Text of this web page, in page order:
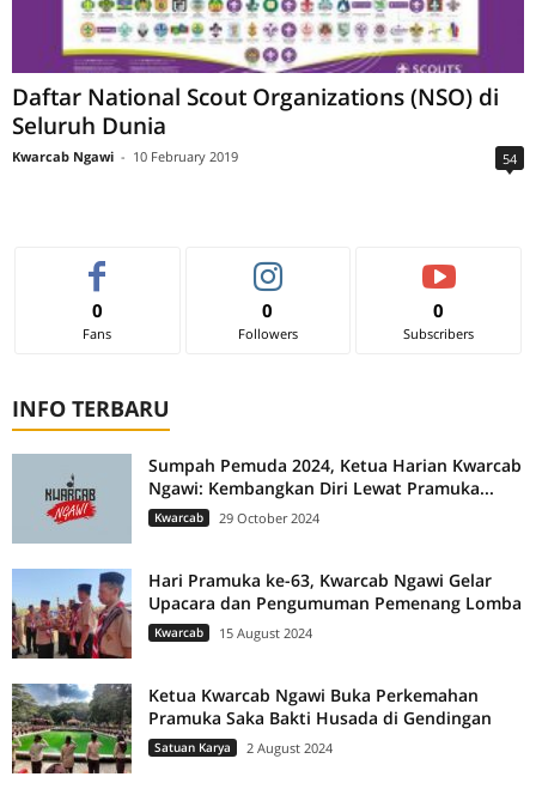
Daftar National Scout Organizations (NSO) di
Seluruh Dunia
Kwarcab Ngawi - 10 February 2019 54
0
Fans
0
Followers
0
Subscribers
INFO TERBARU
Sumpah Pemuda 2024, Ketua Harian Kwarcab
Ngawi: Kembangkan Diri Lewat Pramuka...
Kwarcab 29 October 2024
Hari Pramuka ke-63, Kwarcab Ngawi Gelar
Upacara dan Pengumuman Pemenang Lomba
Kwarcab 15 August 2024
Ketua Kwarcab Ngawi Buka Perkemahan
Pramuka Saka Bakti Husada di Gendingan
Satuan Karya 2 August 2024